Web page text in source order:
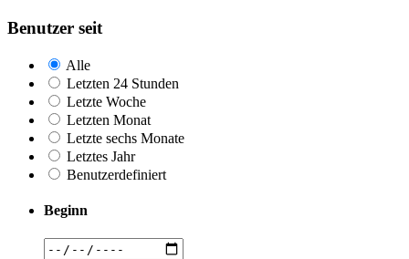
Benutzer seit
Alle
Letzten 24 Stunden
Letzte Woche
Letzten Monat
Letzte sechs Monate
Letztes Jahr
Benutzerdefiniert
Beginn